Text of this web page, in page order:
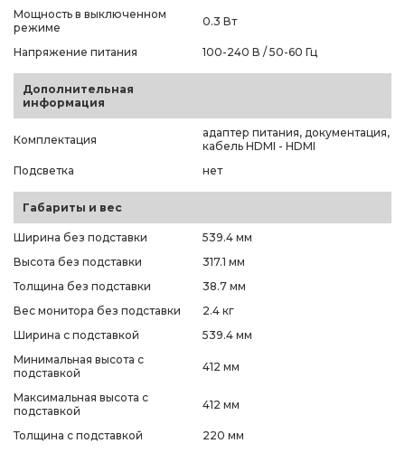
Мощность в выключенном
режиме
0.3 Вт
Напряжение питания 100-240 В / 50-60 Гц
Дополнительная
информация
Комплектация
адаптер питания, документация,
кабель HDMI - HDMI
Подсветка
нет
Габариты и вес
Ширина без подставки
539.4 мм
Высота без подставки
317.1 мм
Толщина без подставки
38.7 мм
Вес монитора без подставки
2.4 кг
Ширина с подставкой
539.4 мм
Минимальная высота с
подставкой
412 мм
Максимальная высота с
подставкой
412 мм
Толщина с подставкой 220 мм